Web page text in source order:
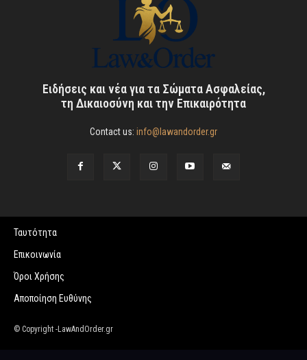
Ειδήσεις και νέα για τα Σώματα Ασφαλείας,
τη Δικαιοσύνη και την Επικαιρότητα
Contact us: info@lawandorder.gr
Ταυτότητα
Επικοινωνία
Όροι Χρήσης
Αποποίηση Ευθύνης
© Copyright -LawAndOrder.gr